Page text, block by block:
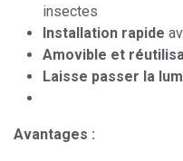
insectes
Installation rapide
Amovible et
Laisse passer la
Avantages :